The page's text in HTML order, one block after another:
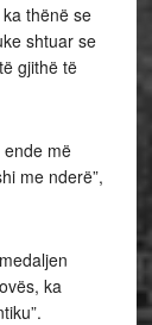
thënë se
shtuar se
gjithë të
ende më
me nderë”,
ka